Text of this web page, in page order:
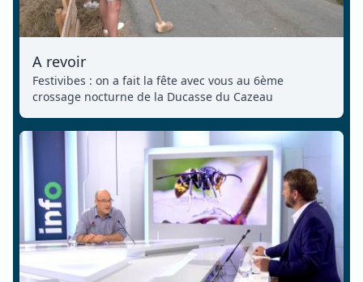
A revoir
Festivibes : on a fait la fête avec vous au 6ème
crossage nocturne de la Ducasse du Cazeau